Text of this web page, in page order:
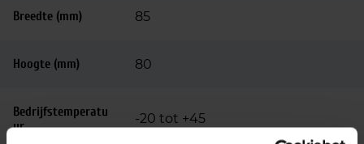
Breedte (mm) 85
Hoogte (mm) 80
Bedrijfstemperatu
ur
-20 tot +45